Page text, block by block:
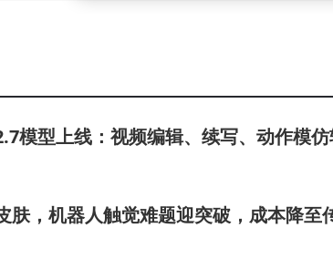
然转向AI领域，目标锁定科大讯飞产品经理岗
学习能力与突破性思维仍获得两家企业青睐，
阳的困境折射出职场隐性歧视。拥有多年实战
掘平台规则”四步策略展现专业功底，却因“已
模型上线：视频编辑、续写、动作模
肤，机器人触觉难题迎突破，成本降至